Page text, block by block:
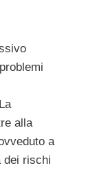
alla
a
dei rischi